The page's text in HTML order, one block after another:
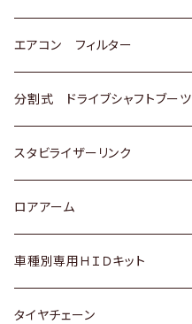
スバル
マツダ
三菱
スバル
三菱
スバル
スズキ
日産
いすゞ
ダイハツ
マツダ
三菱
トヨタ
ホンダ
スズキ
日産
ダイハツ
マツダ
エアコン フィルター
トヨタ
ホンダ
スズキ
日産
いすゞ
分割式 ドライブシャフトブーツ
トヨタ
ホンダ
スズキ
日産
スタビライザーリンク
トヨタ
ホンダ
スズキ
ロアアーム
ホンダ
スズキ
車種別専用ＨＩＤキット
トヨタ
タイヤチェーン